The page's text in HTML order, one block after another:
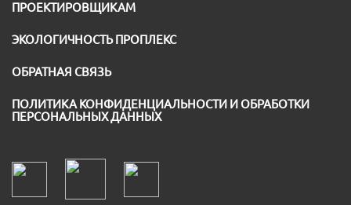
ПРОЕКТИРОВЩИКАМ
ЭКОЛОГИЧНОСТЬ ПРОПЛЕКС
ОБРАТНАЯ СВЯЗЬ
ПОЛИТИКА КОНФИДЕНЦИАЛЬНОСТИ И ОБРАБОТКИ
ПЕРСОНАЛЬНЫХ ДАННЫХ